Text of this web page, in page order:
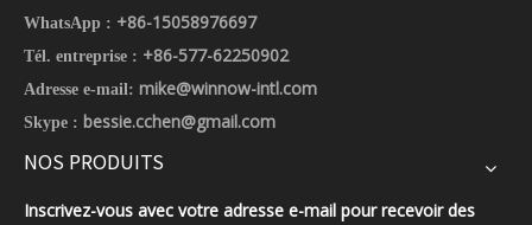
WhatsApp : +86-15058976697
Tél. entreprise : +86-577-62250902
Adresse e-mail: mike@winnow-intl.com
Skype : bessie.cchen@gmail.com
NOS PRODUITS
Inscrivez-vous avec votre adresse e-mail pour recevoir des